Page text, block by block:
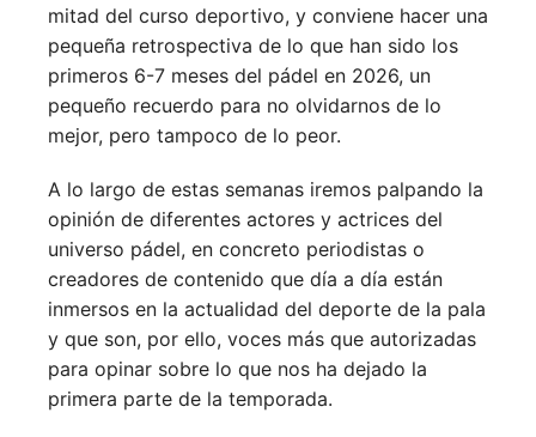
mitad del curso deportivo, y conviene hacer una
pequeña retrospectiva de lo que han sido los
primeros 6-7 meses del pádel en 2026, un
pequeño recuerdo para no olvidarnos de lo
mejor, pero tampoco de lo peor.
A lo largo de estas semanas iremos palpando la
opinión de diferentes actores y actrices del
universo pádel, en concreto periodistas o
creadores de contenido que día a día están
inmersos en la actualidad del deporte de la pala
y que son, por ello, voces más que autorizadas
para opinar sobre lo que nos ha dejado la
primera parte de la temporada.